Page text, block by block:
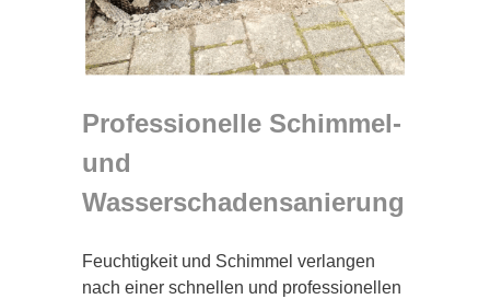
Professionelle Schimmel-
und
Wasserschadensanierung
Feuchtigkeit und Schimmel verlangen
nach einer schnellen und professionellen